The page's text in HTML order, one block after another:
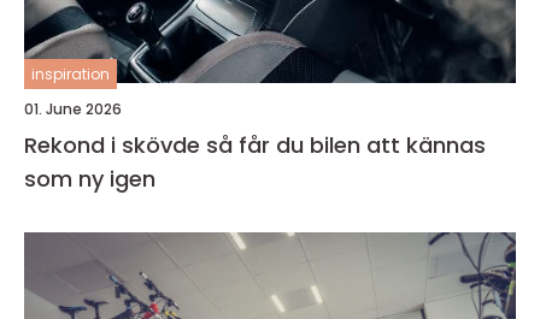
inspiration
01. June 2026
Rekond i skövde så får du bilen att kännas
som ny igen